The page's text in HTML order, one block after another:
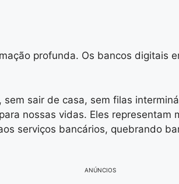
profunda. Os bancos digitais
sair de casa, sem filas
nossas vidas. Eles
serviços bancários, quebrando
ANÚNCIOS